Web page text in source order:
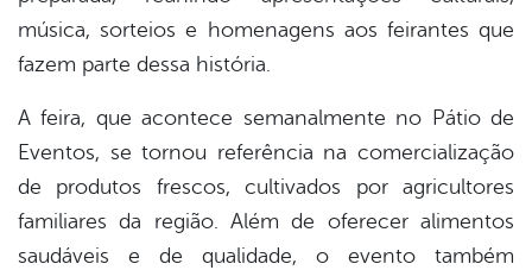
música, sorteios e homenagens aos feirantes que
fazem parte dessa história.
A feira, que acontece semanalmente no Pátio de
Eventos, se tornou referência na comercialização
de produtos frescos, cultivados por agricultores
familiares da região. Além de oferecer alimentos
saudáveis e de qualidade, o evento também